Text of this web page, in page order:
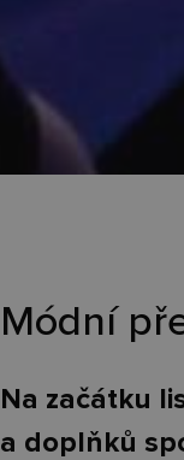
Módní
Na začátku
a doplňků